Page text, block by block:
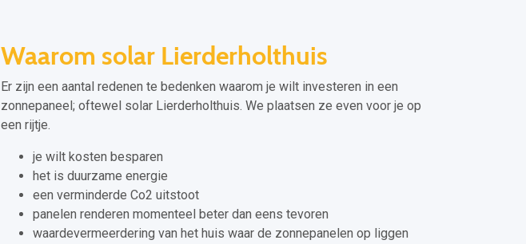
Waarom solar Lierderholthuis
Er zijn een aantal redenen te bedenken waarom je wilt investeren in een
zonnepaneel; oftewel solar Lierderholthuis. We plaatsen ze even voor je op
een rijtje.
je wilt kosten besparen
het is duurzame energie
een verminderde Co2 uitstoot
panelen renderen momenteel beter dan eens tevoren
waardevermeerdering van het huis waar de zonnepanelen op liggen